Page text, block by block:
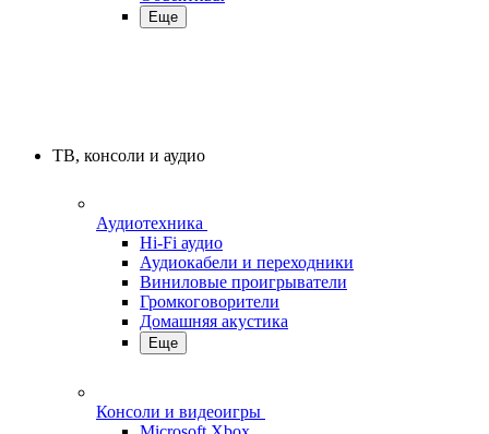
Еще
ТВ, консоли и аудио
Аудиотехника
Hi-Fi аудио
Аудиокабели и переходники
Виниловые проигрыватели
Громкоговорители
Домашняя акустика
Еще
Консоли и видеоигры